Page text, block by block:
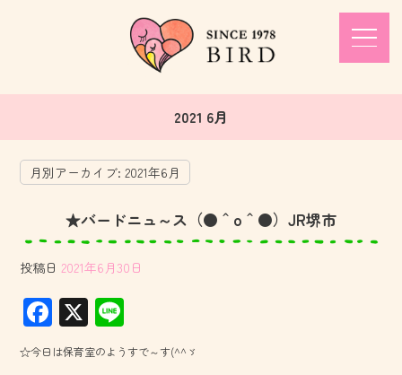
2021 6月
月別アーカイブ:2021年6月
★バードニュ～ス（●＾o＾●）JR堺市
投稿日 2021年6月30日
F
ac
X
ne
☆今日は保育室のようすで～す(^^ゞ